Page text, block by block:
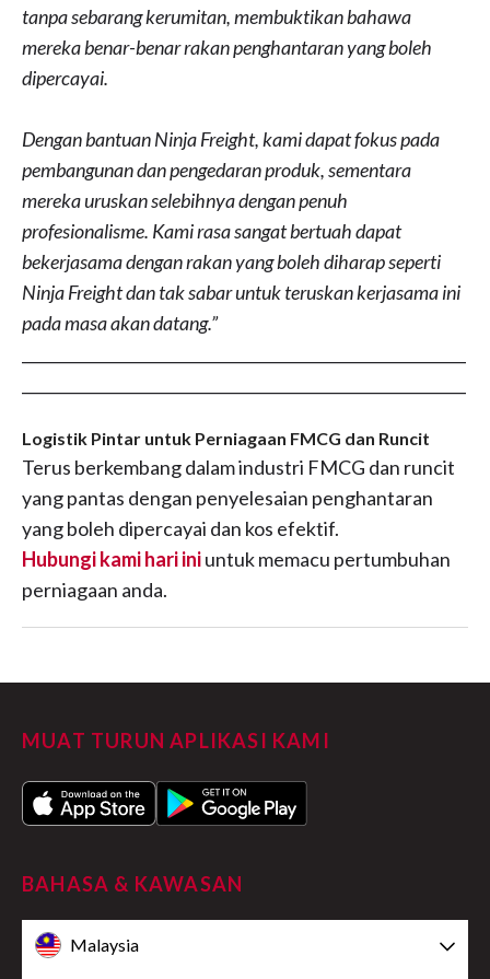
tanpa sebarang kerumitan, membuktikan bahawa
mereka benar-benar rakan penghantaran yang boleh
dipercayai.
Dengan bantuan Ninja Freight, kami dapat fokus pada
pembangunan dan pengedaran produk, sementara
mereka uruskan selebihnya dengan penuh
profesionalisme. Kami rasa sangat bertuah dapat
bekerjasama dengan rakan yang boleh diharap seperti
Ninja Freight dan tak sabar untuk teruskan kerjasama ini
pada masa akan datang.”
Logistik Pintar untuk Perniagaan FMCG dan Runcit
Terus berkembang dalam industri FMCG dan runcit
yang pantas dengan penyelesaian penghantaran
yang boleh dipercayai dan kos efektif.
Hubungi kami hari iniuntuk memacu pertumbuhan
perniagaan anda.
MUAT TURUN APLIKASI KAMI
BAHASA & KAWASAN
Malaysia